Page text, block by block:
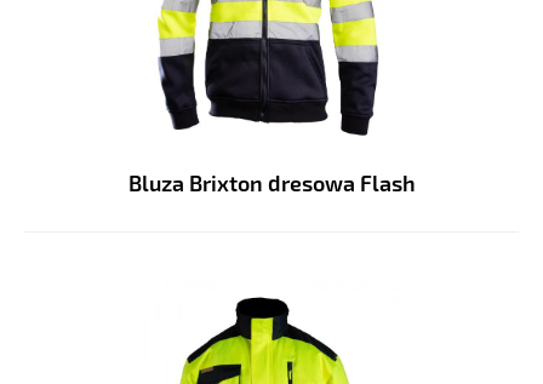
Bluza Brixton dresowa Flash